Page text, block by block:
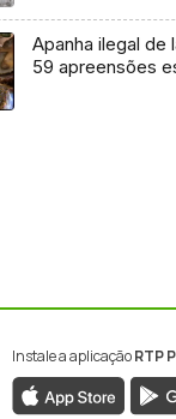
Apanha ilegal de
59 apreensões
Instale a aplicaçãoRTP